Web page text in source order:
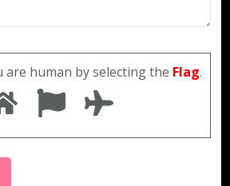
are human by selecting the Flag.